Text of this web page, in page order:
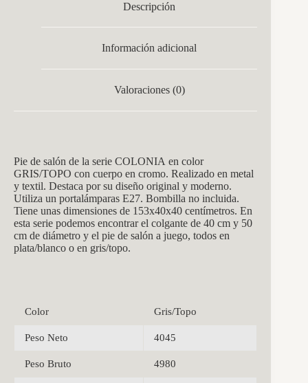
Descripción
Información adicional
Valoraciones (0)
Pie de salón de la serie COLONIA en color
GRIS/TOPO con cuerpo en cromo. Realizado en metal
y textil. Destaca por su diseño original y moderno.
Utiliza un portalámparas E27. Bombilla no incluida.
Tiene unas dimensiones de 153x40x40 centímetros. En
esta serie podemos encontrar el colgante de 40 cm y 50
cm de diámetro y el pie de salón a juego, todos en
plata/blanco o en gris/topo.
Color Gris/Topo
Peso Neto 4045
Peso Bruto 4980